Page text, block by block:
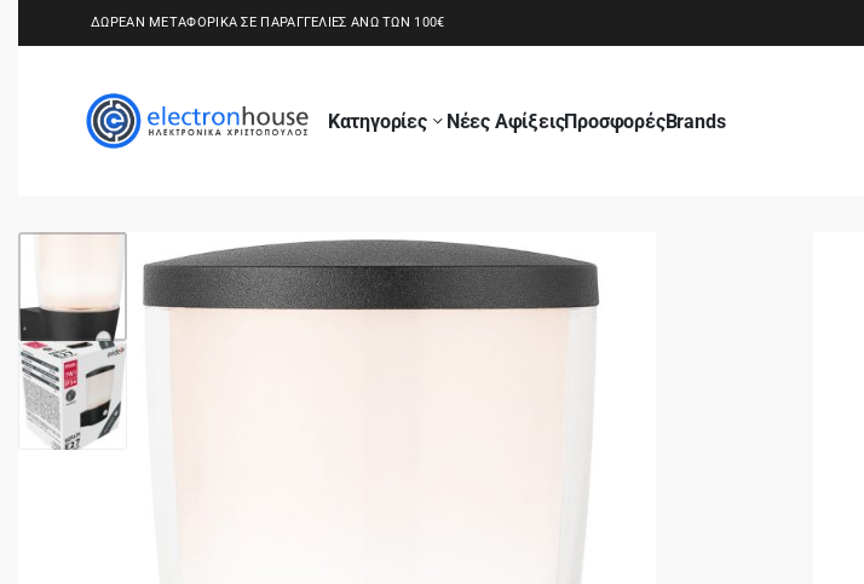
ΔΩΡΕΑΝ ΜΕΤΑΦΟΡΙΚΑ ΣΕ ΠΑΡΑΓΓΕΛΙΕΣ ΑΝΩ ΤΩΝ 100€
Κατηγορίες Νέες ΑφίξειςΠροσφορέςBrands